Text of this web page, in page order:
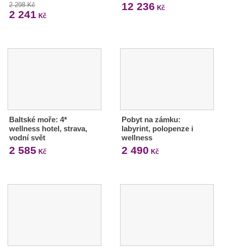
2 298 Kč
2 241 Kč
12 236 Kč
Baltské moře: 4*
wellness hotel, strava,
vodní svět
2 585 Kč
Pobyt na zámku:
labyrint, polopenze i
wellness
2 490 Kč